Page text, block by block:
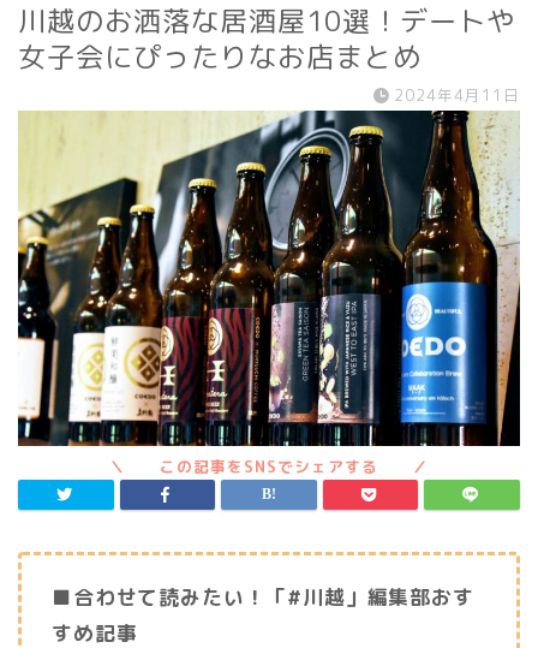
川越のお洒落な居酒屋10選！デートや
女子会にぴったりなお店まとめ
2024年4月11日
■合わせて読みたい！「#川越」編集部おす
すめ記事